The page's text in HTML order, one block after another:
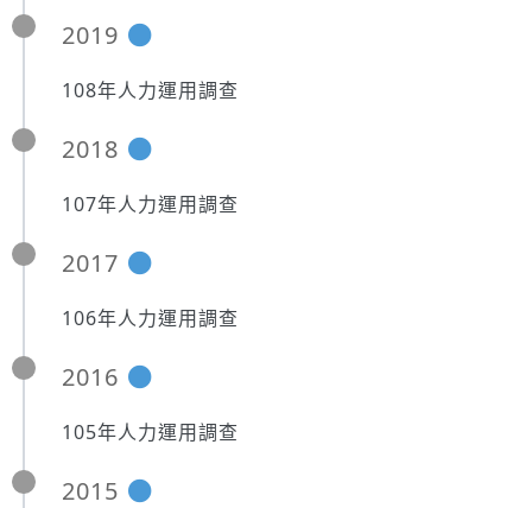
2019
108年人力運用調查
2018
107年人力運用調查
2017
106年人力運用調查
2016
105年人力運用調查
2015